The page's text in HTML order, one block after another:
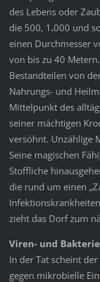
des Lebens oder
die 500, 1 .000 und
einen Durchmesser
von bis zu 40
Bestandteilen von
Nahrungs- und
Mittelpunkt des
seiner mächtigen
versöhnt. Unzählige
Seine magischen
Stoffliche
die rund um einen
zieht das Dorf zum
Viren- und
In der Tat scheint
gegen mikrobielle